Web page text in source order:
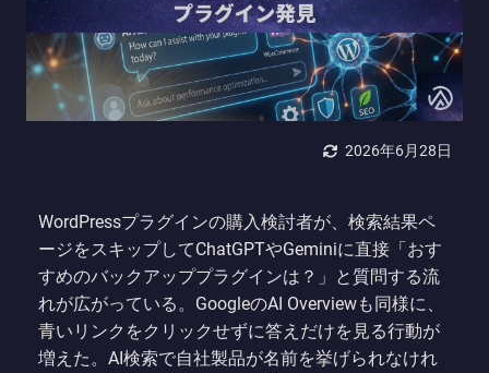
2026年6月28日
WordPressプラグインの購入検討者が、検索結果ペ
ージをスキップしてChatGPTやGeminiに直接「おす
すめのバックアッププラグインは？」と質問する流
れが広がっている。GoogleのAI Overviewも同様に、
青いリンクをクリックせずに答えだけを見る行動が
増えた。AI検索で自社製品が名前を挙げられなけれ